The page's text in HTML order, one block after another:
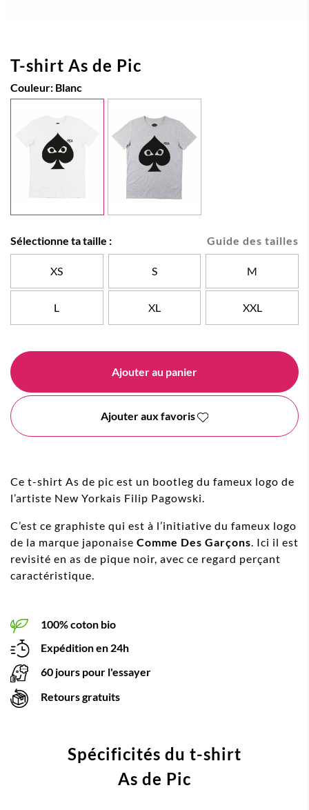
T-shirt As de Pic
Couleur: Blanc
Guide des tailles
Sélectionne ta taille :
XS S M
L XL XXL
Ajouter au panier
Ajouter aux favoris
Ce t-shirt As de pic est un bootleg du fameux logo de
l’artiste New Yorkais Filip Pagowski.
C’est ce graphiste qui est à l’initiative du fameux logo
de la marque japonaise Comme Des Garçons. Ici il est
revisité en as de pique noir, avec ce regard perçant
caractéristique.
100% coton bio
Expédition en 24h
60 jours pour l'essayer
Retours gratuits
Spécificités du t-shirt
As de Pic